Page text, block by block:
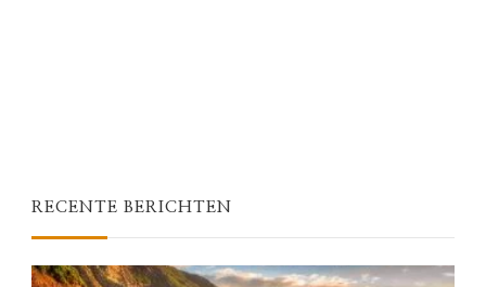
RECENTE BERICHTEN